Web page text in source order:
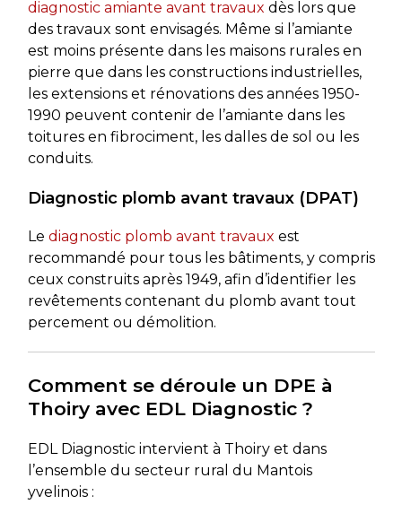
diagnostic amiante avant travaux dès lors que
des travaux sont envisagés. Même si l’amiante
est moins présente dans les maisons rurales en
pierre que dans les constructions industrielles,
les extensions et rénovations des années 1950-
1990 peuvent contenir de l’amiante dans les
toitures en fibrociment, les dalles de sol ou les
conduits.
Diagnostic plomb avant travaux (DPAT)
Le diagnostic plomb avant travaux est
recommandé pour tous les bâtiments, y compris
ceux construits après 1949, afin d’identifier les
revêtements contenant du plomb avant tout
percement ou démolition.
Comment se déroule un DPE à
Thoiry avec EDL Diagnostic ?
EDL Diagnostic intervient à Thoiry et dans
l’ensemble du secteur rural du Mantois
yvelinois :